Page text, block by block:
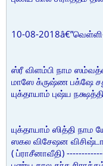
10-08-
ஸ்ரீ விளம்பி நாம
மாஸே க்ருஷ்ண பக்ஷே
யுக்தாயாம் புஷ்ய
யுக்தாயாம் ஸித்தி
ஸகல விசேஷன
( ப்ராசீனாவீதி)